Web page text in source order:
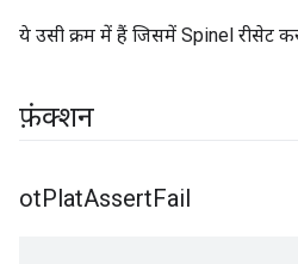
ये उसी क्रम में हैं जिसमें Spinel रीसेट
फ़ंक्शन
otPlatAssertFail